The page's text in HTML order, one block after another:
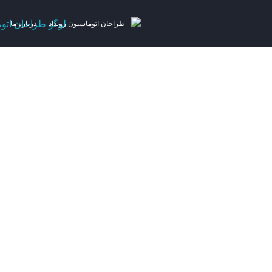
طراحان اتوماسیون رویداد درباره ما